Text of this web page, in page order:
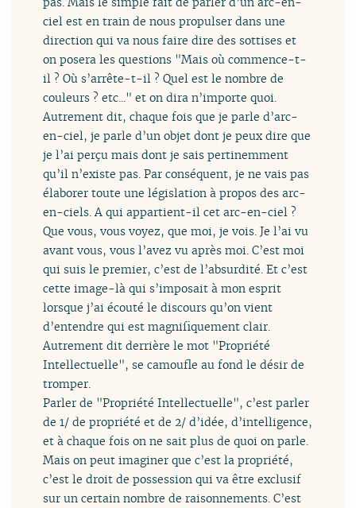
ciel est en train de nous propulser dans une
direction qui va nous faire dire des sottises et
on posera les questions "Mais où commence-t-
il ? Où s’arrête-t-il ? Quel est le nombre de
couleurs ? etc..." et on dira n’importe quoi.
Autrement dit, chaque fois que je parle d’arc-
en-ciel, je parle d’un objet dont je peux dire que
je l’ai perçu mais dont je sais pertinemment
qu’il n’existe pas. Par conséquent, je ne vais pas
élaborer toute une législation à propos des arc-
en-ciels. A qui appartient-il cet arc-en-ciel ?
Que vous, vous voyez, que moi, je vois. Je l’ai vu
avant vous, vous l’avez vu après moi. C’est moi
qui suis le premier, c’est de l’absurdité. Et c’est
cette image-là qui s’imposait à mon esprit
lorsque j’ai écouté le discours qu’on vient
d’entendre qui est magnifiquement clair.
Autrement dit derrière le mot "Propriété
Intellectuelle", se camoufle au fond le désir de
tromper.
Parler de "Propriété Intellectuelle", c’est parler
de 1/ de propriété et de 2/ d’idée, d’intelligence,
et à chaque fois on ne sait plus de quoi on parle.
Mais on peut imaginer que c’est la propriété,
c’est le droit de possession qui va être exclusif
sur un certain nombre de raisonnements. C’est